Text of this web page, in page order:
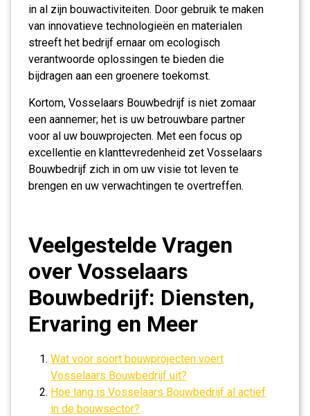
in al zijn bouwactiviteiten. Door gebruik te maken
van innovatieve technologieën en materialen
streeft het bedrijf ernaar om ecologisch
verantwoorde oplossingen te bieden die
bijdragen aan een groenere toekomst.
Kortom, Vosselaars Bouwbedrijf is niet zomaar
een aannemer; het is uw betrouwbare partner
voor al uw bouwprojecten. Met een focus op
excellentie en klanttevredenheid zet Vosselaars
Bouwbedrijf zich in om uw visie tot leven te
brengen en uw verwachtingen te overtreffen.
Veelgestelde Vragen
over Vosselaars
Bouwbedrijf: Diensten,
Ervaring en Meer
Wat voor soort bouwprojecten voert
Vosselaars Bouwbedrijf uit?
Hoe lang is Vosselaars Bouwbedrijf al actief
in de bouwsector?